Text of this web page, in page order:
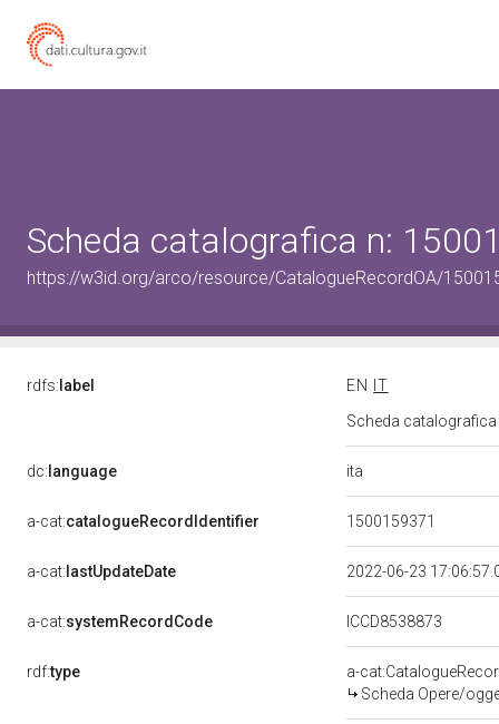
Scheda catalografica n:
https://w3id.org/arco/resource/CatalogueRecordOA/
rdfs: label EN
IT
Scheda
dc: language ita
a-cat:catalogueRecordIdentifier 1500159371
a-cat: lastUpdateDate 2022-06-23
a-cat:systemRecordCode ICCD8538873
rdf:type
a-
Scheda Opere/